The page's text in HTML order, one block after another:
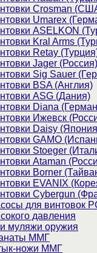
Crosman
Umarex
ASELKON
Kral Arms
Retay
Jager (Россия)
Sig Sauer
BSA (Англия)
ASG (Дания)
Diana
Ижевск
Daisy
GAMO
Stoeger
Ataman
Borner
EVANIX
Cybergun
для винтовок
давления
муляжи оружия
ММГ
ножи ММГ